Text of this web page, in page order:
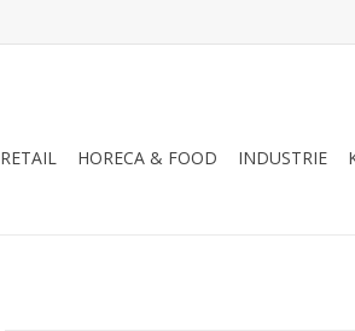
RETAIL HORECA & FOOD INDUSTRIE